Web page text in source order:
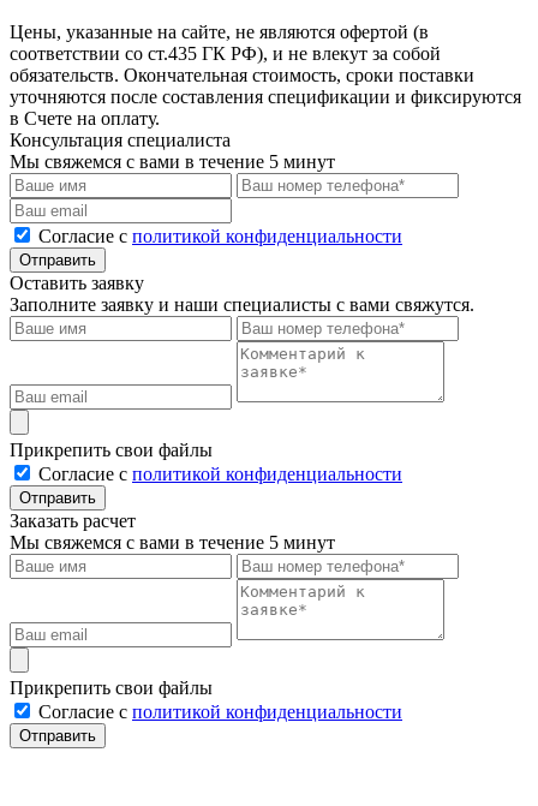
Цены, указанные на сайте, не являются офертой (в
соответствии со ст.435 ГК РФ), и не влекут за собой
обязательств. Окончательная стоимость, сроки поставки
уточняются после составления спецификации и фиксируются
в Счете на оплату.
Консультация специалиста
Мы свяжемся с вами в течение 5 минут
Cогласие с политикой конфиденциальности
Отправить
Оставить заявку
Заполните заявку и наши специалисты с вами свяжутся.
Прикрепить свои файлы
Cогласие с политикой конфиденциальности
Отправить
Заказать расчет
Мы свяжемся с вами в течение 5 минут
Прикрепить свои файлы
Cогласие с политикой конфиденциальности
Отправить